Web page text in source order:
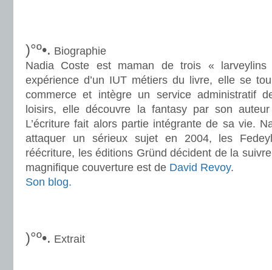
)°º•. Biographie
Nadia Coste est maman de trois «
expérience d’un IUT métiers du livre, elle se
commerce et intègre un service administratif
loisirs, elle découvre la fantasy par son
L’écriture fait alors partie intégrante de sa vie.
attaquer un sérieux sujet en 2004, les
réécriture, les éditions Gründ décident de la
magnifique couverture est de David Revoy.
Son blog.
)°º•. Extrait